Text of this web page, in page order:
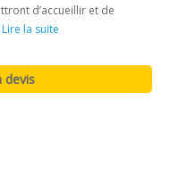
d’accueillir et de
Lire la suite